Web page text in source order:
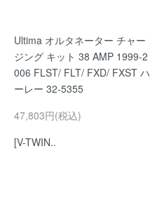
Ultima オルタネーター チャー
ジング キット 38 AMP 1999-2
006 FLST/ FLT/ FXD/ FXST ハ
ーレー 32-5355
47,803円(税込)
[V-TWIN..